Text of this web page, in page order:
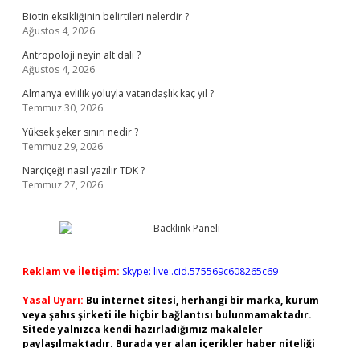
Biotin eksikliğinin belirtileri nelerdir ?
Ağustos 4, 2026
Antropoloji neyin alt dalı ?
Ağustos 4, 2026
Almanya evlilik yoluyla vatandaşlık kaç yıl ?
Temmuz 30, 2026
Yüksek şeker sınırı nedir ?
Temmuz 29, 2026
Narçiçeği nasıl yazılır TDK ?
Temmuz 27, 2026
Reklam ve İletişim: Skype: live:.cid.575569c608265c69
Yasal Uyarı: Bu internet sitesi, herhangi bir marka, kurum
veya şahıs şirketi ile hiçbir bağlantısı bulunmamaktadır.
Sitede yalnızca kendi hazırladığımız makaleler
paylaşılmaktadır. Burada yer alan içerikler haber niteliği